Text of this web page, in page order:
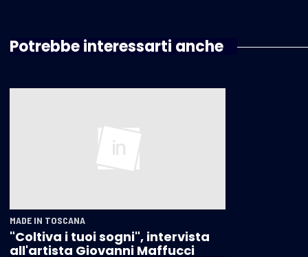
Potrebbe interessarti anche
MADE IN TOSCANA
"Coltiva i tuoi sogni", intervista
all'artista Giovanni Maffucci